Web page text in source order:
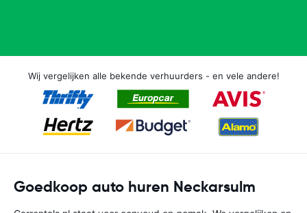
Wij vergelijken alle bekende verhuurders - en vele andere!
Goedkoop auto huren Neckarsulm